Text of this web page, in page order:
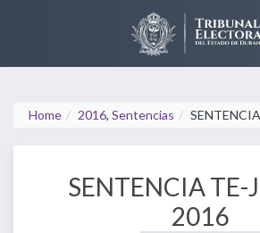
Home 2016, Sentencias
SENTENCIA TE-
2016